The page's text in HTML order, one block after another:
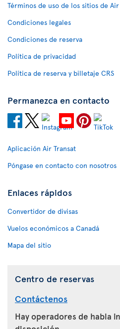
Términos de uso de los sitios de Air
Condiciones legales
Condiciones de reserva
Política de privacidad
Política de reserva y billetaje CRS
Permanezca en contacto
Aplicación Air Transat
Póngase en contacto con nosotros
Enlaces rápidos
Convertidor de divisas
Vuelos económicos a Canadá
Mapa del sitio
Centro de reservas
Contáctenos
Hay operadores de habla